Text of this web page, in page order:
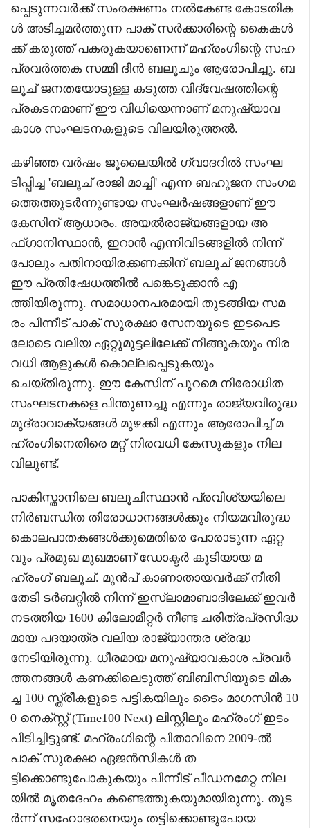
പ്പെടുന്നവർക്ക് സംരക്ഷണം നൽകേണ്ട കോടതിക
ൾ അടിച്ചമർത്തുന്ന പാക് സർക്കാരിന്റെ കൈകൾ
ക്ക് കരുത്ത് പകരുകയാണെന്ന് മഹ്‌രംഗിന്റെ സഹ
പ്രവർത്തക സമ്മി ദീൻ ബലൂചും ആരോപിച്ചു. ബ
ലൂച് ജനതയോടുള്ള കടുത്ത വിദ്വേഷത്തിന്റെ
പ്രകടനമാണ് ഈ വിധിയെന്നാണ് മനുഷ്യാവ
കാശ സംഘടനകളുടെ വിലയിരുത്തൽ.
കഴിഞ്ഞ വർഷം ജൂലൈയിൽ ഗ്വാദറിൽ സംഘ
ടിപ്പിച്ച 'ബലൂച് രാജി മാച്ചി' എന്ന ബഹുജന സംഗമ
ത്തെത്തുടർന്നുണ്ടായ സംഘർഷങ്ങളാണ് ഈ
കേസിന് ആധാരം. അയൽരാജ്യങ്ങളായ അ
ഫ്ഗാനിസ്ഥാൻ, ഇറാൻ എന്നിവിടങ്ങളിൽ നിന്ന്
പോലും പതിനായിരക്കണക്കിന് ബലൂച് ജനങ്ങൾ
ഈ പ്രതിഷേധത്തിൽ പങ്കെടുക്കാൻ എ
ത്തിയിരുന്നു. സമാധാനപരമായി തുടങ്ങിയ സമ
രം പിന്നീട് പാക് സുരക്ഷാ സേനയുടെ ഇടപെട
ലോടെ വലിയ ഏറ്റുമുട്ടലിലേക്ക് നീങ്ങുകയും നിര
വധി ആളുകൾ കൊല്ലപ്പെടുകയും
ചെയ്തിരുന്നു. ഈ കേസിന് പുറമെ നിരോധിത
സംഘടനകളെ പിന്തുണച്ചു എന്നും രാജ്യവിരുദ്ധ
മുദ്രാവാക്യങ്ങൾ മുഴക്കി എന്നും ആരോപിച്ച് മ
ഹ്‌രംഗിനെതിരെ മറ്റ് നിരവധി കേസുകളും നില
വിലുണ്ട്.
പാകിസ്താനിലെ ബലൂചിസ്ഥാൻ പ്രവിശ്യയിലെ
നിർബന്ധിത തിരോധാനങ്ങൾക്കും നിയമവിരുദ്ധ
കൊലപാതകങ്ങൾക്കുമെതിരെ പോരാടുന്ന ഏറ്റ
വും പ്രമുഖ മുഖമാണ് ഡോക്ടർ കൂടിയായ മ
ഹ്‌രംഗ് ബലൂച്. മുൻപ് കാണാതായവർക്ക് നീതി
തേടി ടർബറ്റിൽ നിന്ന് ഇസ്ലാമാബാദിലേക്ക് ഇവർ
നടത്തിയ 1600 കിലോമീറ്റർ നീണ്ട ചരിത്രപ്രസിദ്ധ
മായ പദയാത്ര വലിയ രാജ്യാന്തര ശ്രദ്ധ
നേടിയിരുന്നു. ധീരമായ മനുഷ്യാവകാശ പ്രവർ
ത്തനങ്ങൾ കണക്കിലെടുത്ത് ബിബിസിയുടെ മിക
ച്ച 100 സ്ത്രീകളുടെ പട്ടികയിലും ടൈം മാഗസിൻ 10
0 നെക്സ്റ്റ് (Time100 Next) ലിസ്റ്റിലും മഹ്‌രംഗ് ഇടം
പിടിച്ചിട്ടുണ്ട്. മഹ്‌രംഗിന്റെ പിതാവിനെ 2009-ൽ
പാക് സുരക്ഷാ ഏജൻസികൾ ത
ട്ടിക്കൊണ്ടുപോകുകയും പിന്നീട് പീഡനമേറ്റ നില
യിൽ മൃതദേഹം കണ്ടെത്തുകയുമായിരുന്നു. തുട
ർന്ന് സഹോദരനെയും തട്ടിക്കൊണ്ടുപോയ